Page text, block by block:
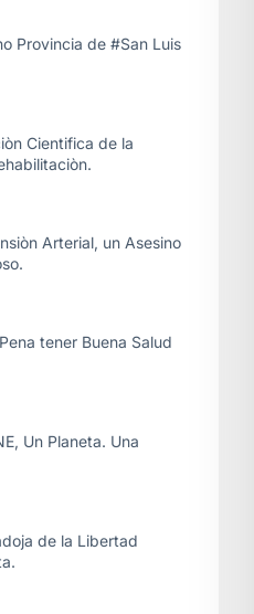
Provincia de #San Luis
Cientifica de la
Arterial, un Asesino
tener Buena Salud
Un Planeta. Una
de la Libertad